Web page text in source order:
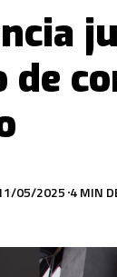
de
05/2025 4 MIN